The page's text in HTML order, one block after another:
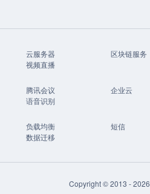
云服务器 区块链服务
视频直播
腾讯会议 企业云
语音识别
负载均衡 短信
数据迁移
Copyright © 2013 -2026